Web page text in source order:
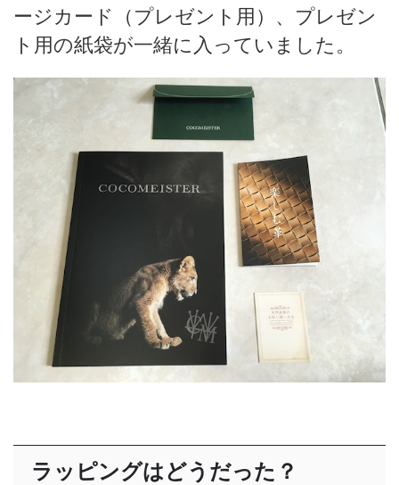
ージカード（プレゼント用）、プレゼン
ト用の紙袋が一緒に入っていました。
ラッピングはどうだった？